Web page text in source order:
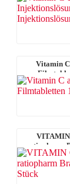
Vitamin
ratiopharm